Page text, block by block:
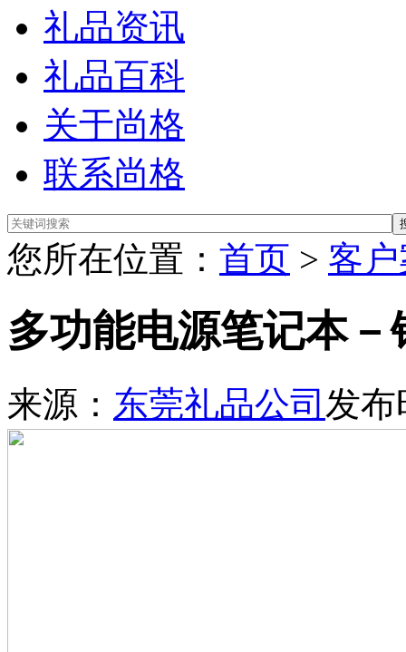
礼品资讯
礼品百科
关于尚格
联系尚格
您所在位置： 首页 > 客
多功能电源笔记本－
来源： 东莞礼品公司 发布